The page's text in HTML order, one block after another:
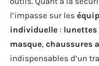
l’impasse sur les
individuelle : lunettes
masque, chaussures
indispensables d’un